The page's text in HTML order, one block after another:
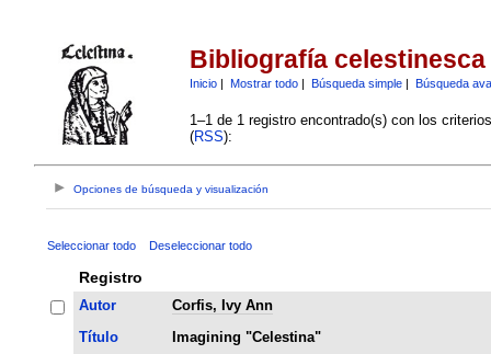
Bibliografía celestinesca
Inicio| Mostrar todo| Búsqueda simple| Búsqueda
1–1 de 1 registro encontrado(s) con los
(RSS):
Opciones de búsqueda y visualización
Seleccionar todo Deseleccionar todo
Registro
Autor
Corfis, Ivy Ann
Título
Imagining "Celestina"